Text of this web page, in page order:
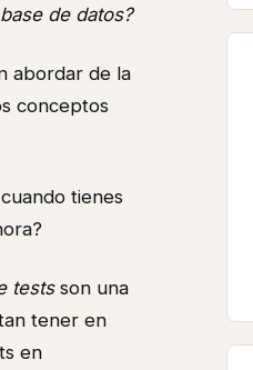
de datos?
abordar de la
conceptos
tienes
testsson una
tener en
en